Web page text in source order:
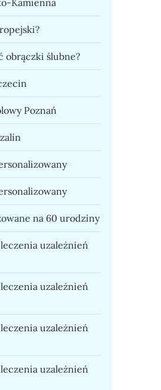
Kamienna
obrączki ślubne?
Poznań
na 60 urodziny
uzależnień
uzależnień
uzależnień
uzależnień